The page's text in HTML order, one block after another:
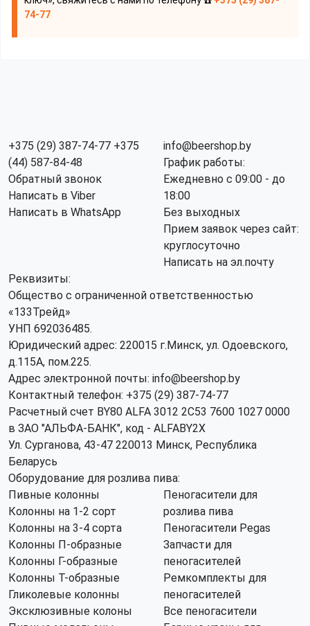
74-77
+375 (29) 387-74-77 +375
(44) 587-84-48
Обратный звонок
Написать в Viber
Написать в WhatsApp
info@beershop.by
График работы:
Ежедневно с 09:00 - до
18:00
Без выходных
Прием заявок через сайт:
круглосуточно
Написать на эл.почту
Реквизиты:
Общество с ограниченной ответственностью
«133Трейд»
УНП 692036485​.
Юридический адрес: 220015 г.Минск, ул. Одоевского,
д.115А, пом.225.
Адрес электронной почты: info@beershop.by
Контактный телефон: +375 (29) 387-74-77
Расчетный счет BY80 ALFA 3012 2C53 7600 1027 0000
в ЗАО "АЛЬФА-БАНК", код - ALFABY2X
Ул. Сурганова, 43-47 220013 Минск, Республика
Беларусь
Оборудование для розлива пива:
Пивные колонны
Колонны на 1-2 сорт
Колонны на 3-4 сорта
Колонны П-образные
Колонны Г-образные
Колонны Т-образные
Гликолевые колонны
Эксклюзивные колоны
Пеногасители для
розлива пива
Пеногасители Pegas
Запчасти для
пеногасителей
Ремкомплекты для
пеногасителей
Все пеногасители